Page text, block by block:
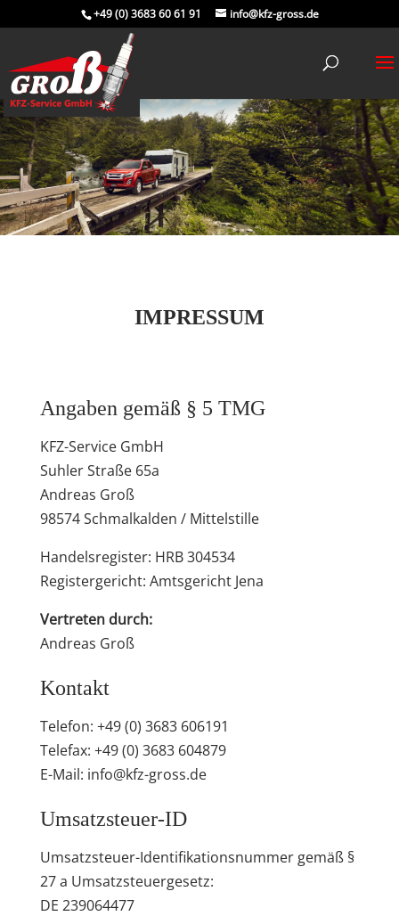
+49 (0) 3683 60 61 91 info@kfz-gross.de
IMPRESSUM
Angaben gemäß § 5 TMG
KFZ-Service GmbH
Suhler Straße 65a
Andreas Groß
98574 Schmalkalden / Mittelstille
Handelsregister: HRB 304534
Registergericht: Amtsgericht Jena
Vertreten durch:
Andreas Groß
Kontakt
Telefon: +49 (0) 3683 606191
Telefax: +49 (0) 3683 604879
E-Mail: info@kfz-gross.de
Umsatzsteuer-ID
Umsatzsteuer-Identifikationsnummer gemäß §
27 a Umsatzsteuergesetz:
DE 239064477